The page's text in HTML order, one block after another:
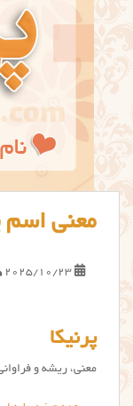
معنی اسم
2025/10/23
پرنیکا
معنی، ریشه و